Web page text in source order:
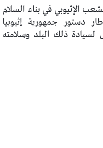
الإثيوبي في بناء السلام
جمهورية إثيوبيا
لسيادة ذلك البلد وسلامته